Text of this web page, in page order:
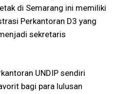
di Semarang ini memiliki
Perkantoran D3 yang
sekretaris
UNDIP sendiri
bagi para lulusan